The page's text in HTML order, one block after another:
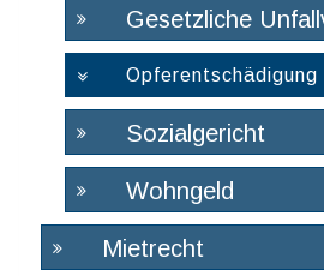
Gesetzliche
Opferentschädigung
Sozialgericht
Wohngeld
Mietrecht